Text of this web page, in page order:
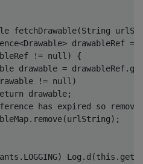
fetchDrawable(String
<Drawable> drawableRef =
!= null)
{
drawable = drawableRef.
!= null)
drawable;
has expired so remove
. remove(urlString);
. LOGGING) Log . d (this .